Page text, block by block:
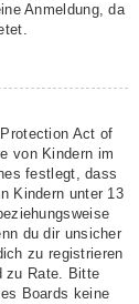
Anmeldung, da
Act of
von Kindern im
festlegt, dass
Kindern unter 13
du dir unsicher
zu registrieren
zu Rate. Bitte
Boards keine